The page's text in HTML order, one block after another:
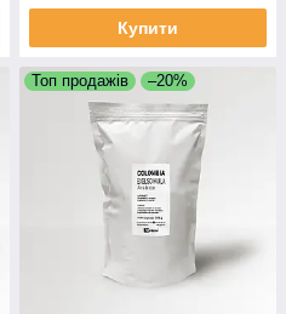
Купити
Топ продажів –20%